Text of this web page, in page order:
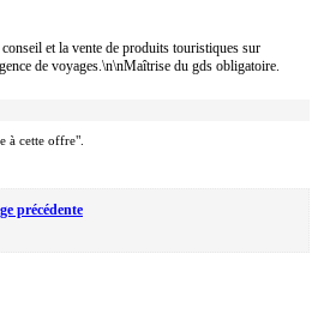
et la vente de produits touristiques sur
de voyages.\n\nMaîtrise du gds obligatoire.
à cette offre".
précédente